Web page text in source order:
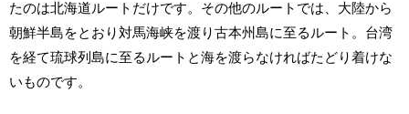
たのは北海道ルートだけです。その他のルートでは、大陸から
朝鮮半島をとおり対馬海峡を渡り古本州島に至るルート。台湾
を経て琉球列島に至るルートと海を渡らなければたどり着けな
いものです。